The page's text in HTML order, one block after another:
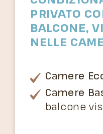
PRIVATO
BALCONE,
NELLE
Camere
Camere
balcone